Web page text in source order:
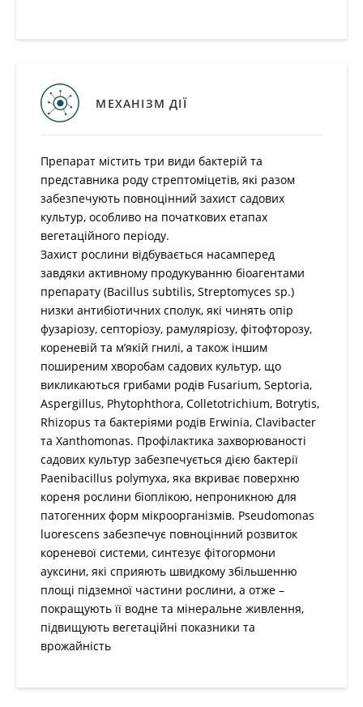
МЕХАНІЗМ ДІЇ
Препарат містить три види бактерій та представника
роду стрептоміцетів, які разом забезпечують
повноцінний захист садових культур, особливо на
початкових етапах вегетаційного періоду.
Захист рослини відбувається насамперед завдяки
активному продукуванню біоагентами препарату
(Bacillus subtilis, Streptomyces sp.) низки
антибіотичних сполук, які чинять опір фузаріозу,
септоріозу, рамуляріозу, фітофторозу, кореневій та
м’якій гнилі, а також іншим поширеним хворобам
садових культур, що викликаються грибами родів
Fusarium, Septoria, Aspergillus, Phytophthora,
Colletotrichium, Botrytis, Rhizopus та бактеріями
родів Erwinia, Clavibacter та Xanthomonas.
Профілактика захворюваності садових культур
забезпечується дією бактерії Paenibacillus polymyxa,
яка вкриває поверхню кореня рослини біоплікою,
непроникною для патогенних форм мікроорганізмів.
Pseudomonas luorescens забезпечує повноцінний
розвиток кореневої системи, синтезує фітогормони
ауксини, які сприяють швидкому збільшенню площі
підземної частини рослини, а отже – покращують її
водне та мінеральне живлення, підвищують
вегетаційні показники та врожайність